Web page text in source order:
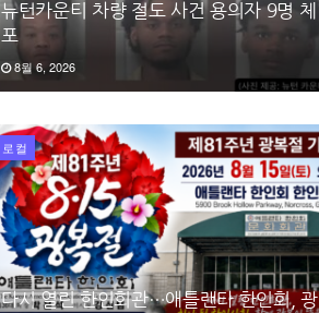
뉴턴카운티 차량 절도 사건 용의자 9명 체
포
8월 6, 2026
로컬
다시 열린 한인회관…애틀랜타 한인회, 광